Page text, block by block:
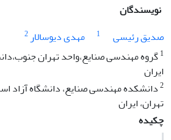
نویسندگان
صدیق رئیسی
1 مهدی دیوسالار2
1گروه مهندسی صنایع،واحد تهران
ایران
2دانشکده مهندسی صنایع، دانشگاه آزاد
تهران، ایران
چکیده